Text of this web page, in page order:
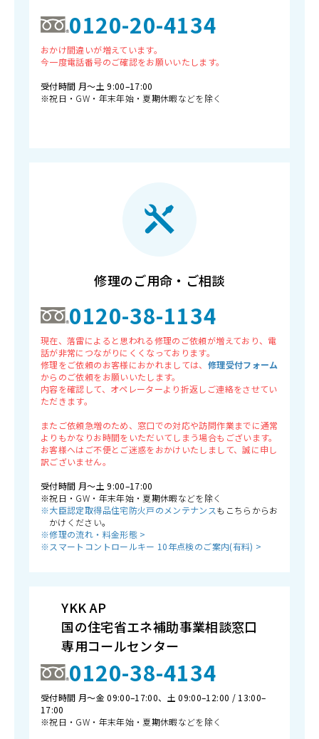
0120-20-4134
おかけ間違いが増えています。
今一度電話番号のご確認をお願いいたします。
受付時間 月〜土 9:00–17:00
※祝日・GW・年末年始・夏期休暇などを除く
修理のご用命・ご相談
0120-38-1134
現在、落雷によると思われる修理のご依頼が増えており、電
話が非常につながりにくくなっております。
修理をご依頼のお客様におかれましては、 修理受付フォーム
からのご依頼をお願いいたします。
内容を確認して、オペレーターより折返しご連絡をさせてい
ただきます。
またご依頼急増のため、窓口での対応や訪問作業までに通常
よりもかなりお時間をいただいてしまう場合もございます。
お客様へはご不便とご迷惑をおかけいたしまして、誠に申し
訳ございません。
受付時間 月〜土 9:00–17:00
※祝日・GW・年末年始・夏期休暇などを除く
※大臣認定取得品住宅防火戸のメンテナンスもこちらからお
かけください。
※修理の流れ・料金形態 >
※スマートコントロールキー 10年点検のご案内(有料) >
YKK AP
国の住宅省エネ補助事業相談窓口
専用コールセンター
0120-38-4134
受付時間 月〜金 09:00–17:00、土 09:00–12:00 / 13:00–
17:00
※祝日・GW・年末年始・夏期休暇などを除く